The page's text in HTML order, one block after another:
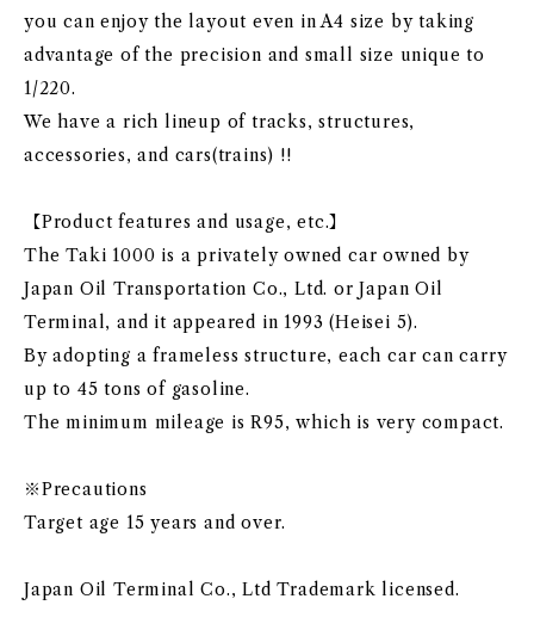
you can enjoy the layout even in A4 size by taking
advantage of the precision and small size unique to
1/220.
We have a rich lineup of tracks, structures,
accessories, and cars(trains) !!
【Product features and usage, etc.】
The Taki 1000 is a privately owned car owned by
Japan Oil Transportation Co., Ltd. or Japan Oil
Terminal, and it appeared in 1993 (Heisei 5).
By adopting a frameless structure, each car can carry
up to 45 tons of gasoline.
The minimum mileage is R95, which is very compact.
※Precautions
Target age 15 years and over.
Japan Oil Terminal Co., Ltd Trademark licensed.